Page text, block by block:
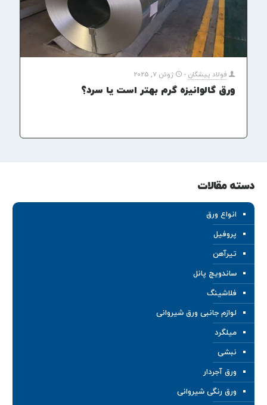
فولاد پیشگان - ژوئن 7, 2025
ورق گالوانیزه گرم بهتر است یا سرد؟
دسته مقالات
انواع ورق
پروفیل
تیرآهن
ساندویچ پانل
فلاشینگ
لوازم جانبی ورق شیروانی
میلگرد
نبشی
ورق آجردار
ورق رنگی شیروانی